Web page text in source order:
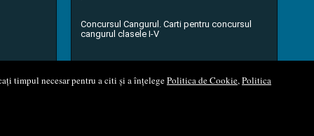
timpul necesar pentru a citi și a înțelegePolitica de Cookie,Politica
Concursul Cangurul. Carti pentru concursul
cangurul clasele I-V